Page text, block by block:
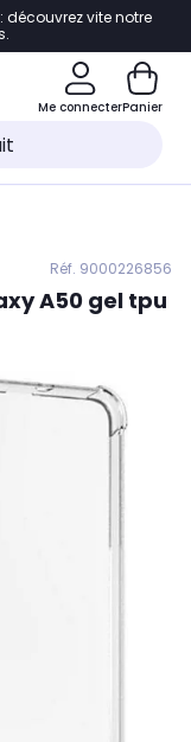
découvrez vite notre
Me connecterPanier
Réf. 9000226856
A50 gel tpu